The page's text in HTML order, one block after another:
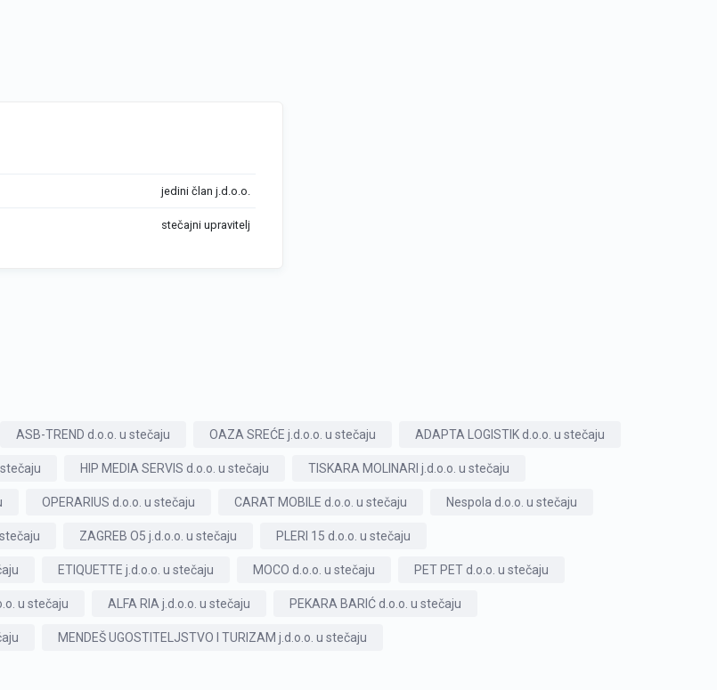
jedini član j.d.o.o.
stečajni upravitelj
ASB-TREND d.o.o. u stečaju OAZA SREĆE j.d.o.o. u stečaju ADAPTA LOGISTIK d.o.o. u stečaju
HIP MEDIA SERVIS d.o.o. u stečaju TISKARA MOLINARI j.d.o.o. u stečaju
OPERARIUS d.o.o. u stečaju CARAT MOBILE d.o.o. u stečaju Nespola d.o.o. u stečaju
stečaju ZAGREB O5 j.d.o.o. u stečaju PLERI 15 d.o.o. u stečaju
ETIQUETTE j.d.o.o. u stečaju MOCO d.o.o. u stečaju PET PET d.o.o. u stečaju
u stečaju ALFA RIA j.d.o.o. u stečaju PEKARA BARIĆ d.o.o. u stečaju
MENDEŠ UGOSTITELJSTVO I TURIZAM j.d.o.o. u stečaju